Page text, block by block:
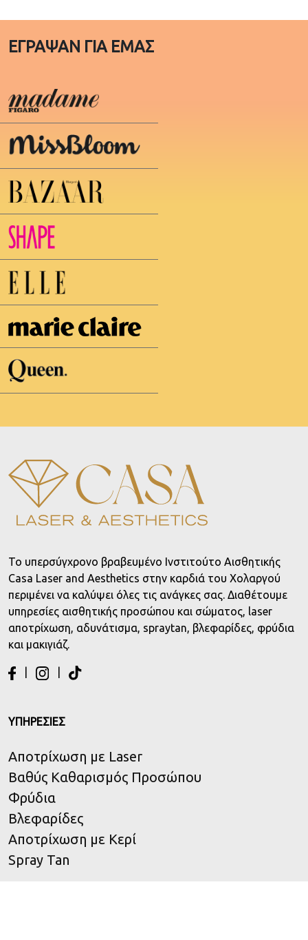
ΕΓΡΑΨΑΝ ΓΙΑ ΕΜΑΣ
To υπερσύγχρονο βραβευμένο Ινστιτούτο Αισθητικής
Casa Laser and Aesthetics στην καρδιά του Χολαργού
περιμένει να καλύψει όλες τις ανάγκες σας. Διαθέτουμε
υπηρεσίες αισθητικής προσώπου και σώματος, laser
αποτρίχωση, αδυνάτισμα, spraytan, βλεφαρίδες, φρύδια
και μακιγιάζ.
ΥΠΗΡΕΣΙΕΣ
Αποτρίχωση με Laser
Βαθύς Καθαρισμός Προσώπου
Φρύδια
Βλεφαρίδες
Αποτρίχωση με Κερί
Spray Tan